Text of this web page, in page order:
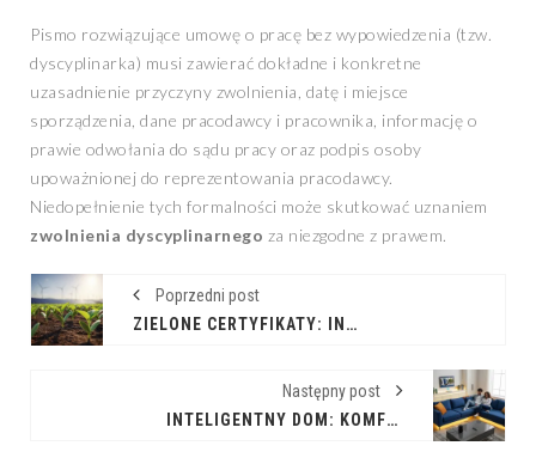
Pismo rozwiązujące umowę o pracę bez wypowiedzenia (tzw.
dyscyplinarka) musi zawierać dokładne i konkretne
uzasadnienie przyczyny zwolnienia, datę i miejsce
sporządzenia, dane pracodawcy i pracownika, informację o
prawie odwołania do sądu pracy oraz podpis osoby
upoważnionej do reprezentowania pracodawcy.
Niedopełnienie tych formalności może skutkować uznaniem
zwolnienia dyscyplinarnego za niezgodne z prawem.
Poprzedni post
ZIELONE CERTYFIKATY: INWESTYCJA W ZRÓWNOWAŻONĄ PRZYSZŁOŚĆ
Następny post
INTELIGENTNY DOM: KOMFORT I BEZPIECZEŃSTWO NA WYCIĄGNIĘCIE RĘKI